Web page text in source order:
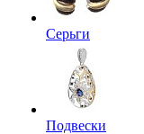
Серьги
Подвески